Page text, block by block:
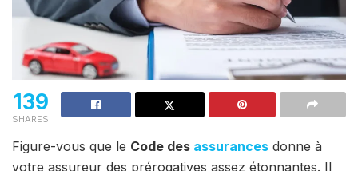
139
SHARES
Figure-vous que le Code des assurances donne à
votre assureur des prérogatives assez étonnantes. Il